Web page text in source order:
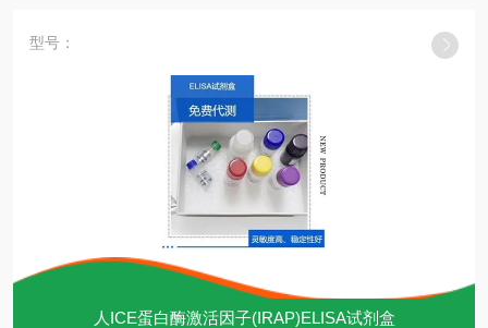
型号：
人ICE蛋白酶激活因子(IRAP)ELISA试剂盒